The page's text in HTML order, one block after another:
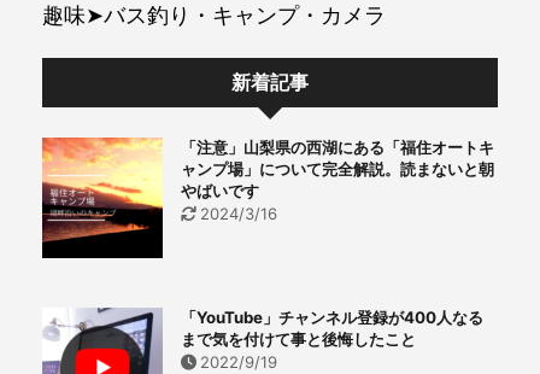
趣味➤バス釣り・キャンプ・カメラ
新着記事
「注意」山梨県の西湖にある「福住オートキ
ャンプ場」について完全解説。読まないと朝
やばいです
2024/3/16
「YouTube」チャンネル登録が400人なる
まで気を付けて事と後悔したこと
2022/9/19